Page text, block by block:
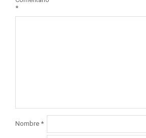
*
Nombre *